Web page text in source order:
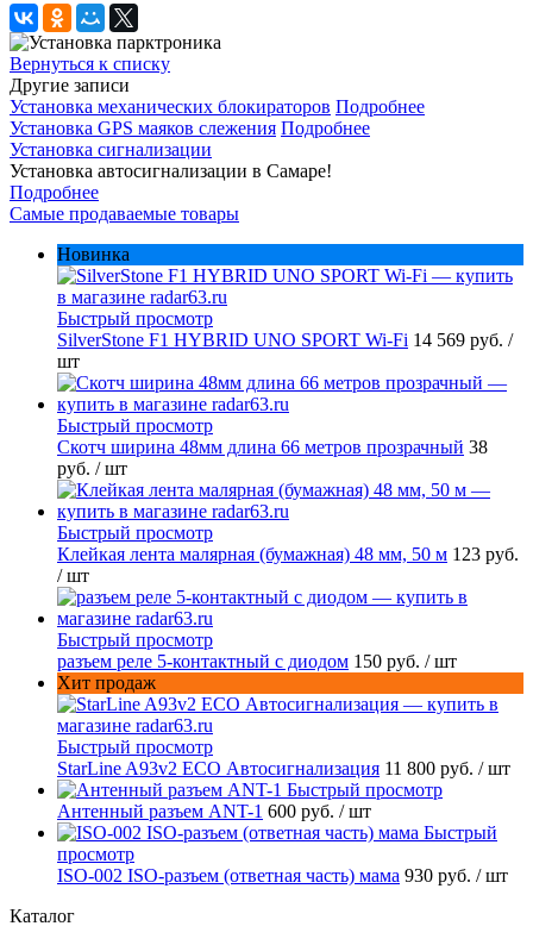
Вернуться к списку
Другие записи
Установка механических блокираторов Подробнее
Установка GPS маяков слежения Подробнее
Установка сигнализации
Установка автосигнализации в Самаре!
Подробнее
Самые продаваемые товары
Новинка
Быстрый просмотр
SilverStone F1 HYBRID UNO SPORT Wi-Fi 14 569 руб. /
шт
Быстрый просмотр
Скотч ширина 48мм длина 66 метров прозрачный 38
руб. / шт
Быстрый просмотр
Клейкая лента малярная (бумажная) 48 мм, 50 м 123 руб.
/ шт
Быстрый просмотр
разъем реле 5-контактный с диодом 150 руб. / шт
Хит продаж
Быстрый просмотр
StarLine A93v2 ECO Автосигнализация 11 800 руб. / шт
Быстрый просмотр
Антенный разъем ANT-1 600 руб. / шт
Быстрый
просмотр
ISO-002 ISO-разъем (ответная часть) мама 930 руб. / шт
Каталог